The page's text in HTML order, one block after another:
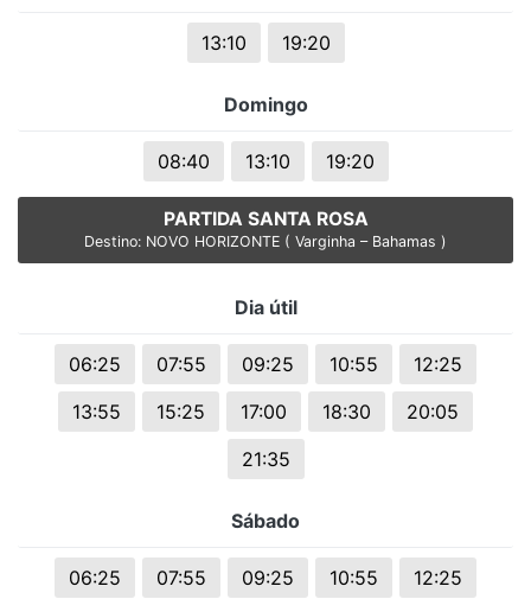
13:10 19:20
Domingo
08:40 13:10 19:20
PARTIDA SANTA ROSA
Destino: NOVO HORIZONTE ( Varginha – Bahamas )
Dia útil
06:25 07:55 09:25 10:55
12:25
13:55
15:25 17:00 18:30
20:05
21:35
Sábado
06:25 07:55 09:25 10:55
12:25